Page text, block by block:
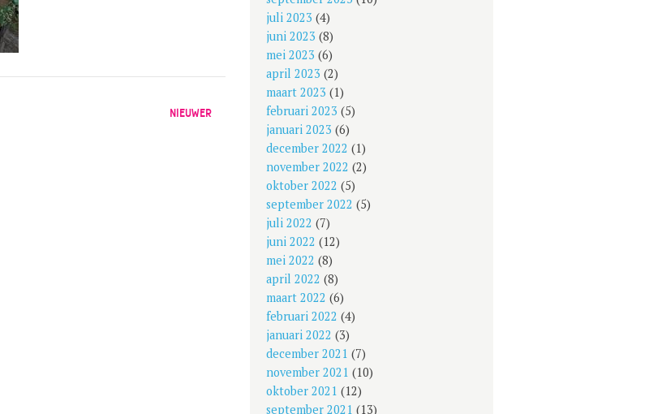
NIEUWER
juli 2023 (4)
juni 2023 (8)
mei 2023 (6)
april 2023 (2)
maart 2023 (1)
februari 2023 (5)
januari 2023 (6)
december 2022 (1)
november 2022 (2)
oktober 2022 (5)
september 2022 (5)
juli 2022 (7)
juni 2022 (12)
mei 2022 (8)
april 2022 (8)
maart 2022 (6)
februari 2022 (4)
januari 2022 (3)
december 2021 (7)
november 2021 (10)
oktober 2021 (12)
september 2021 (13)